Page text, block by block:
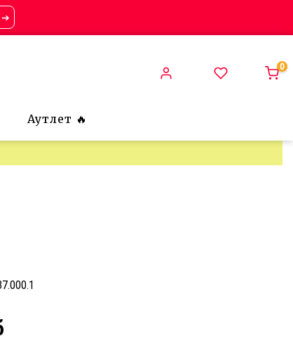
➔
0
Аутлет 🔥